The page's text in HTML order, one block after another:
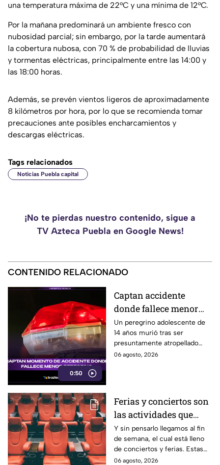
una temperatura máxima de 22°C y una mínima de 12°C.
Por la mañana predominará un ambiente fresco con
nubosidad parcial; sin embargo, por la tarde aumentará
la cobertura nubosa, con 70 % de probabilidad de lluvias
y tormentas eléctricas, principalmente entre las 14:00 y
las 18:00 horas.
Además, se prevén vientos ligeros de aproximadamente
8 kilómetros por hora, por lo que se recomienda tomar
precauciones ante posibles encharcamientos y
descargas eléctricas.
Tags relacionados
Noticias Puebla capital
¡No te pierdas nuestro contenido, sigue a
TV Azteca Puebla en Google News!
CONTENIDO RELACIONADO
0:50
Captan accidente
donde fallece menor
peregrino en Estado de
México
Un peregrino adolescente de
14 años murió tras ser
presuntamente atropellado
mientras entrenaba en
06 agosto, 2026
Ferias y conciertos son
las actividades que
habrá en Puebla del 7 al
9 de agosto
Y sin pensarlo llegamos al fin
de semana, el cual está lleno
de conciertos y ferias. Estas
son las actividades que habrá
06 agosto, 2026